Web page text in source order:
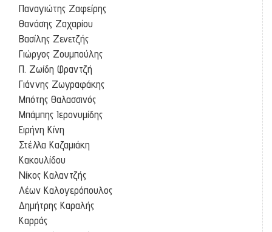
Παναγιώτης Ζαφείρης
Θανάσης Ζαχαρίου
Βασίλης Ζενετζής
Γιώργος Ζουμπούλης
Π. Ζωίδη Φραντζή
Γιάννης Ζωγραφάκης
Μπότης Θαλασσινός
Μπάμπης Ιερονυμίδης
Ειρήνη Κίνη
Στέλλα Καζαμιάκη
Κακουλίδου
Νίκος Καλαντζής
Λέων Καλογερόπουλος
Δημήτρης Καραλής
Καρράς